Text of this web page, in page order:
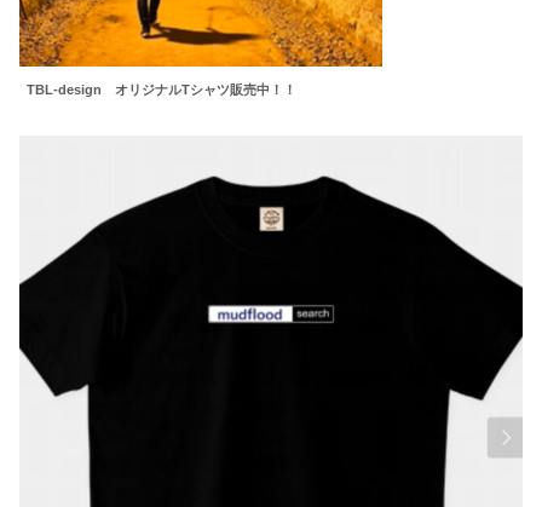
TBL-design オリジナルTシャツ販売中！！